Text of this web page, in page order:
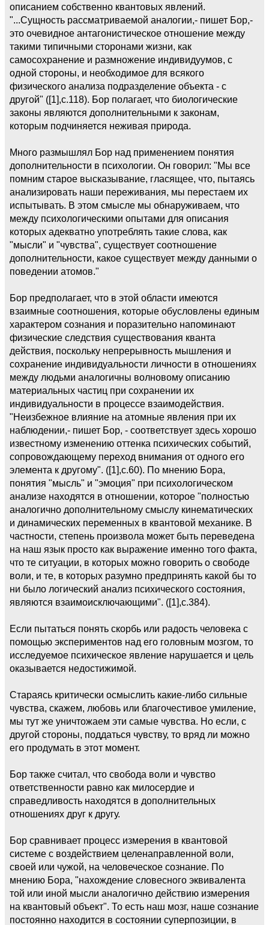
описанием собственно квантовых явлений.
"...Сущность рассматриваемой аналогии,- пишет Бор,-
это очевидное антагонистическое отношение между
такими типичными сторонами жизни, как
самосохранение и размножение индивидуумов, с
одной стороны, и необходимое для всякого
физического анализа подразделение объекта - с
другой" ([1],c.118). Бор полагает, что биологические
законы являются дополнительными к законам,
которым подчиняется неживая природа.
Много размышлял Бор над применением понятия
дополнительности в психологии. Он говорил: "Мы все
помним старое высказывание, гласящее, что, пытаясь
анализировать наши переживания, мы перестаем их
испытывать. В этом смысле мы обнаруживаем, что
между психологическими опытами для описания
которых адекватно употреблять такие слова, как
"мысли" и "чувства", существует соотношение
дополнительности, какое существует между данными о
поведении атомов."
Бор предполагает, что в этой области имеются
взаимные соотношения, которые обусловлены единым
характером сознания и поразительно напоминают
физические следствия существования кванта
действия, поскольку непрерывность мышления и
сохранение индивидуальности личности в отношениях
между людьми аналогичны волновому описанию
материальных частиц при сохранении их
индивидуальности в процессе взаимодействия.
"Неизбежное влияние на атомные явления при их
наблюдении,- пишет Бор, - соответствует здесь хорошо
известному изменению оттенка психических событий,
сопровождающему переход внимания от одного его
элемента к другому". ([1],c.60). По мнению Бора,
понятия "мысль" и "эмоция" при психологическом
анализе находятся в отношении, которое "полностью
аналогично дополнительному смыслу кинематических
и динамических переменных в квантовой механике. В
частности, степень произвола может быть переведена
на наш язык просто как выражение именно того факта,
что те ситуации, в которых можно говорить о свободе
воли, и те, в которых разумно предпринять какой бы то
ни было логический анализ психического состояния,
являются взаимоисключающими". ([1],c.384).
Если пытаться понять скорбь или радость человека с
помощью экспериментов над его головным мозгом, то
исследуемое психическое явление нарушается и цель
оказывается недостижимой.
Стараясь критически осмыслить какие-либо сильные
чувства, скажем, любовь или благочестивое умиление,
мы тут же уничтожаем эти самые чувства. Но если, с
другой стороны, поддаться чувству, то вряд ли можно
его продумать в этот момент.
Бор также считал, что свобода воли и чувство
ответственности равно как милосердие и
справедливость находятся в дополнительных
отношениях друг к другу.
Бор сравнивает процесс измерения в квантовой
системе с воздействием целенаправленной воли,
своей или чужой, на человеческое сознание. По
мнению Бора, "нахождение словесного эквивалента
той или иной мысли аналогично действию измерения
на квантовый объект". То есть наш мозг, наше сознание
постоянно находится в состоянии суперпозиции, в